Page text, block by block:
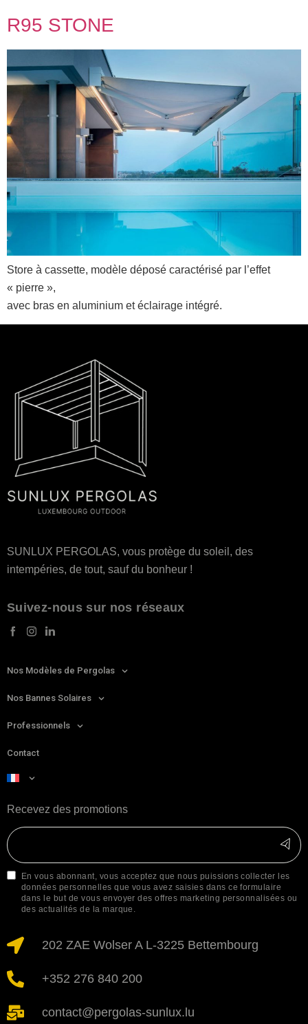
R95 STONE
Store à cassette, modèle déposé caractérisé par l’effet
« pierre »,
avec bras en aluminium et éclairage intégré.
SUNLUX PERGOLAS, vous protège du soleil, des
intempéries, de tout, sauf du bonheur !
Suivez-nous sur nos réseaux
Nos Modèles de Pergolas
Nos Bannes Solaires
Professionnels
Contact
Recevez des promotions
En vous abonnant, vous acceptez que nous puissions collecter les
données personnelles que vous avez saisies dans ce formulaire
dans le but de vous envoyer des offres marketing personnalisées ou
des actualités de la marque.
202 ZAE Wolser A L-3225 Bettembourg
+352 276 840 200
contact@pergolas-sunlux.lu